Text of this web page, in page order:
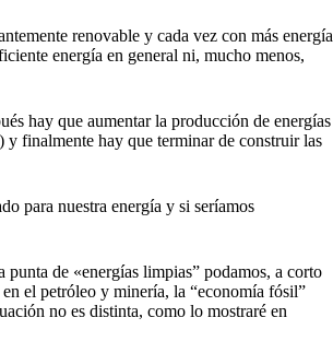
renovable y cada vez con más energía
energía en general ni, mucho menos,
hay que aumentar la producción de energías
finalmente hay que terminar de construir las
para nuestra energía y si seríamos
de «energías limpias” podamos, a corto
el petróleo y minería, la “economía fósil”
no es distinta, como lo mostraré en